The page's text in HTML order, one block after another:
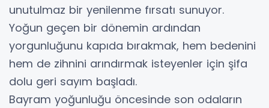
unutulmaz bir yenilenme fırsatı sunuyor.
Yoğun geçen bir dönemin ardından
yorgunluğunu kapıda bırakmak, hem bedenini
hem de zihnini arındırmak isteyenler için şifa
dolu geri sayım başladı.
​Bayram yoğunluğu öncesinde son odaların